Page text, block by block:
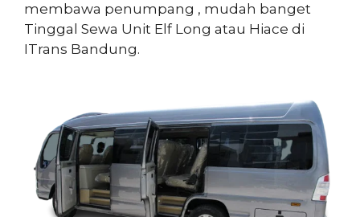
membawa penumpang , mudah banget
Tinggal Sewa Unit Elf Long atau Hiace di
ITrans Bandung.